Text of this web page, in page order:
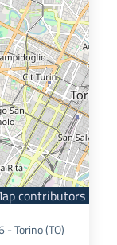
contributors
Torino (TO)